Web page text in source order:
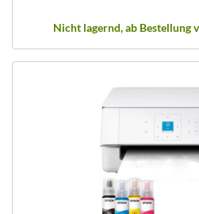
Nicht lagernd, ab Bestellung